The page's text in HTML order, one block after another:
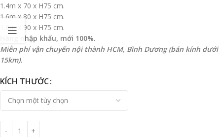
1.4m x 70 x H75 cm.
1.6m x 80 x H75 cm.
1.8m x 90 x H75 cm.
Hàng nhập khẩu, mới 100%.
Miễn phí vận chuyển nội thành HCM, Bình Dương (bán kính dưới
15km).
KÍCH THƯỚC